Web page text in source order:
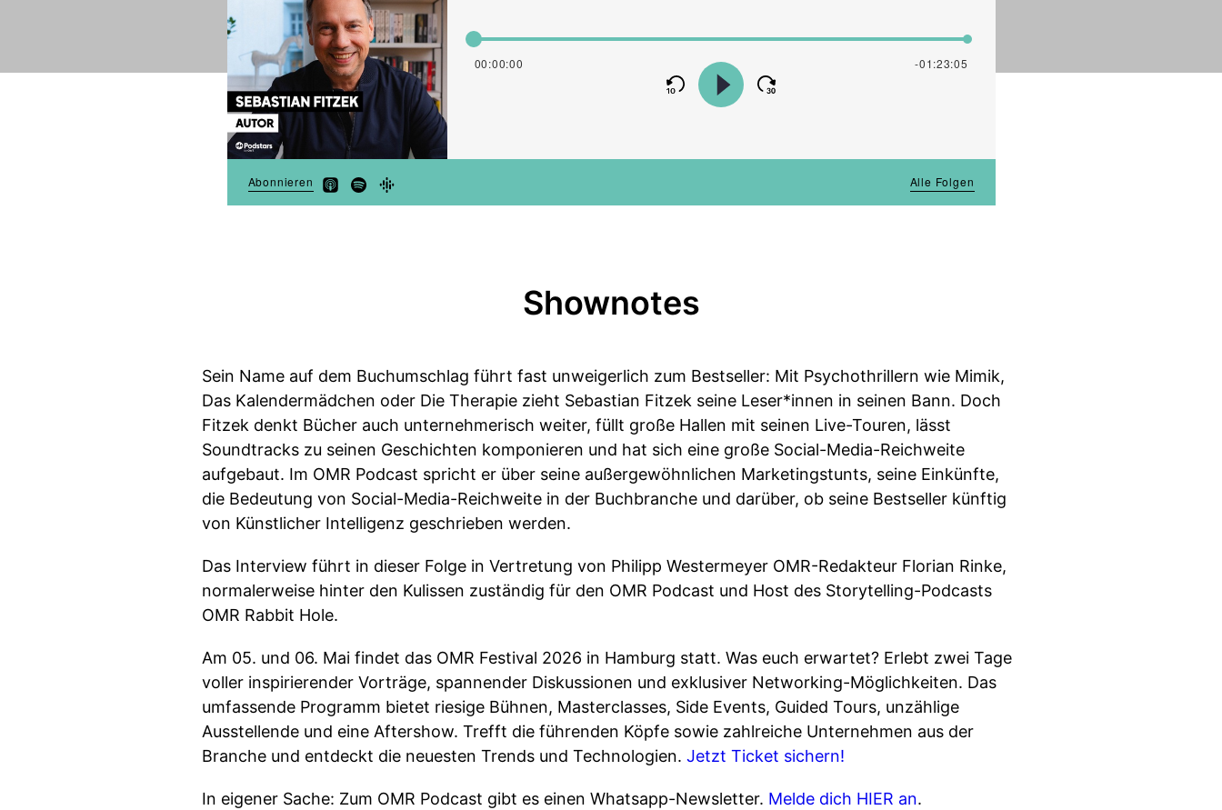
Shownotes
Sein Name auf dem Buchumschlag führt fast unweigerlich zum Bestseller: Mit Psychothrillern wie Mimik,
Das Kalendermädchen oder Die Therapie zieht Sebastian Fitzek seine Leser*innen in seinen Bann. Doch
Fitzek denkt Bücher auch unternehmerisch weiter, füllt große Hallen mit seinen Live-Touren, lässt
Soundtracks zu seinen Geschichten komponieren und hat sich eine große Social-Media-Reichweite
aufgebaut. Im OMR Podcast spricht er über seine außergewöhnlichen Marketingstunts, seine Einkünfte,
die Bedeutung von Social-Media-Reichweite in der Buchbranche und darüber, ob seine Bestseller künftig
von Künstlicher Intelligenz geschrieben werden.
Das Interview führt in dieser Folge in Vertretung von Philipp Westermeyer OMR-Redakteur Florian Rinke,
normalerweise hinter den Kulissen zuständig für den OMR Podcast und Host des Storytelling-Podcasts
OMR Rabbit Hole.
Am 05. und 06. Mai findet das OMR Festival 2026 in Hamburg statt. Was euch erwartet? Erlebt zwei Tage
voller inspirierender Vorträge, spannender Diskussionen und exklusiver Networking-Möglichkeiten. Das
umfassende Programm bietet riesige Bühnen, Masterclasses, Side Events, Guided Tours, unzählige
Ausstellende und eine Aftershow. Trefft die führenden Köpfe sowie zahlreiche Unternehmen aus der
Branche und entdeckt die neuesten Trends und Technologien. Jetzt Ticket sichern!
In eigener Sache: Zum OMR Podcast gibt es einen Whatsapp-Newsletter. Melde dich HIER an.